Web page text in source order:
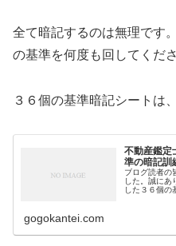
全て暗記するのは無理です
の基準を何度も回してくださ
３６個の基準暗記シートは
不動産鑑定
準の暗記訓
ブログ読者の
した。誠にあ
した３６個の
gogokantei.com